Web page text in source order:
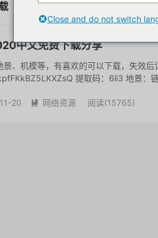
中文免费下载分享
、机模等，有喜欢的可以下载，失效
提取码：6li3 地景：
20  网络资源 阅读(15765)
Close and do not switch